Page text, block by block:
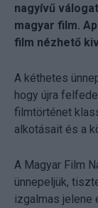
nagyívű
magyar film.
film nézhető
A kéthetes
hogy újra
filmtörténet
alkotásait és a
A Magyar Film
ünnepeljük,
izgalmas jelene